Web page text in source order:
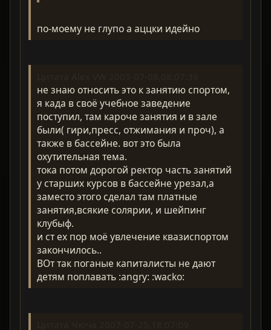
по-моему не глупо а аццки идейно
не знаю относить это к занятию спортом,
я када в своё учебное заведение
поступил, там кароче занятия и в зале
были( гири,пресс, отжимания и проч), а
также в бассейне. вот это была
охутительная тема.
тока потом дорогой ректор часть занятий
у старших курсов в бассейне урезал,а
заместо этого сделал там платные
занятия,всякие солярии, и шейпинг
клубыф.
и ст ех пор моё увлечение квазиспортом
закончилось..
ВОт так поганые капиталисты не дают
детям поплавать :angry: :wacko: